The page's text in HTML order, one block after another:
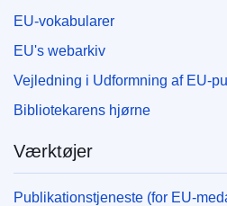
EU-vokabularer
EU's webarkiv
Vejledning i Udformning af EU-
Bibliotekarens hjørne
Værktøjer
Publikationstjeneste (for EU-